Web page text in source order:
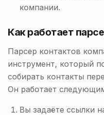
компании.
Как работает
Парсер контактов
инструмент, который
собирать контакты
Он работает
Вы задаёте ссылки